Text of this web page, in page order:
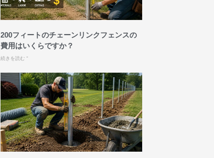
200フィートのチェーンリンクフェンスの
費用はいくらですか？
続きを読む "